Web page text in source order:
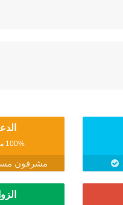
100% مجاني
مشرفون